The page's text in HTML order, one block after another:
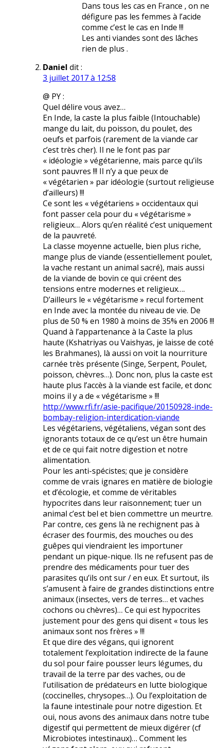
Dans tous les cas en France , on ne
défigure pas les femmes à l’acide
comme c’est le cas en Inde !!!
Les anti viandes sont des lâches
rien de plus .
Daniel dit :
3 juillet 2017 à 12:58
@ PY :
Quel délire vous avez…
En Inde, la caste la plus faible (Intouchable)
mange du lait, du poisson, du poulet, des
oeufs et parfois (rarement de la viande car
c’est très cher). Il ne le font pas par
« idéologie » végétarienne, mais parce qu’ils
sont pauvres !!! Il n’y a que peux de
« végétarien » par idéologie (surtout religieuse
d’ailleurs) !!!
Ce sont les « végétariens » occidentaux qui
font passer cela pour du « végétarisme »
religieux… Alors qu’en réalité c’est uniquement
de la pauvreté.
La classe moyenne actuelle, bien plus riche,
mange plus de viande (essentiellement poulet,
la vache restant un animal sacré), mais aussi
de la viande de bovin ce qui créent des
tensions entre modernes et religieux….
D’ailleurs le « végétarisme » recul fortement
en Inde avec la montée du niveau de vie. De
plus de 50 % en 1980 à moins de 35% en 2006 !!!
Quand à l’appartenance à la Caste la plus
haute (Kshatriyas ou Vaishyas, je laisse de coté
les Brahmanes), là aussi on voit la nourriture
carnée très présente (Singe, Serpent, Poulet,
poisson, chèvres…). Donc non, plus la caste est
haute plus l’accès à la viande est facile, et donc
moins il y a de « végétarisme » !!!
http://www.rfi.fr/asie-pacifique/20150928-inde-
bombay-religion-interdication-viande
Les végétariens, végétaliens, végan sont des
ignorants totaux de ce qu’est un être humain
et de ce qui fait notre digestion et notre
alimentation.
Pour les anti-spécistes; que je considère
comme de vrais ignares en matière de biologie
et d’écologie, et comme de véritables
hypocrites dans leur raisonnement; tuer un
animal c’est bel et bien commettre un meurtre.
Par contre, ces gens là ne rechignent pas à
écraser des fourmis, des mouches ou des
guêpes qui viendraient les importuner
pendant un pique-nique. Ils ne refusent pas de
prendre des médicaments pour tuer des
parasites qu’ils ont sur / en eux. Et surtout, ils
s’amusent à faire de grandes distinctions entre
animaux (insectes, vers de terres… et vaches
cochons ou chèvres)… Ce qui est hypocrites
justement pour des gens qui disent « tous les
animaux sont nos frères » !!!
Et que dire des végans, qui ignorent
totalement l’exploitation indirecte de la faune
du sol pour faire pousser leurs légumes, du
travail de la terre par des vaches, ou de
l’utilisation de prédateurs en lutte biologique
(coccinelles, chrysopes…). Ou l’exploitation de
la faune intestinale pour notre digestion. Et
oui, nous avons des animaux dans notre tube
digestif qui permettent de mieux digérer (cf
Microbiotes intestinaux)… Comment les